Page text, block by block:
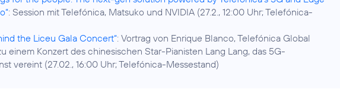
: Session mit Telefónica, Matsuko und NVIDIA (27.2., 12:00 Uhr; Telefónica-
the Liceu Gala Concert“: Vortrag von Enrique Blanco, Telefónica Global
einem Konzert des chinesischen Star-Pianisten Lang Lang, das 5G-
vereint (27.02., 16:00 Uhr; Telefónica-Messestand)